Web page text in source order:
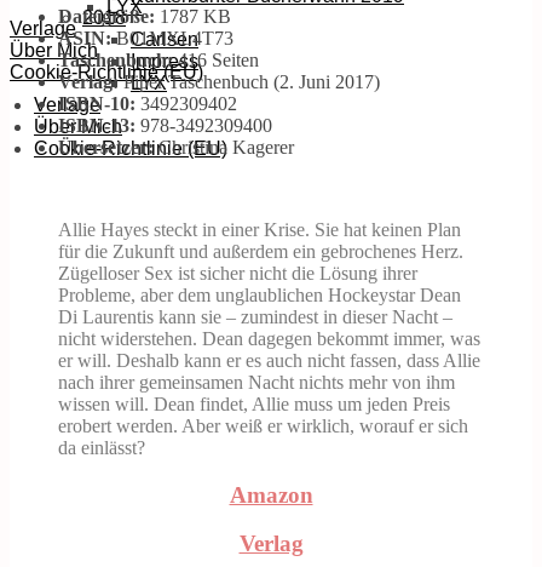
LYX
Verlage
Über Mich
Cookie-Richtlinie (EU)
2018
Carlsen
Impress
LYX
Verlage
Über Mich
Cookie-Richtlinie (EU)
Dateigröße: 1787 KB
ASIN:B01MXL4T73
Taschenbuch:416 Seiten
Verlag:Piper Taschenbuch (2. Juni 2017)
ISBN-10: 3492309402
ISBN-13: 978-3492309400
Übersetzer:Christina Kagerer
Allie Hayes steckt in einer Krise. Sie hat keinen Plan
für die Zukunft und außerdem ein gebrochenes Herz.
Zügelloser Sex ist sicher nicht die Lösung ihrer
Probleme, aber dem unglaublichen Hockeystar Dean
Di Laurentis kann sie – zumindest in dieser Nacht –
nicht widerstehen. Dean dagegen bekommt immer, was
er will. Deshalb kann er es auch nicht fassen, dass Allie
nach ihrer gemeinsamen Nacht nichts mehr von ihm
wissen will. Dean findet, Allie muss um jeden Preis
erobert werden. Aber weiß er wirklich, worauf er sich
da einlässt?
Amazon
Verlag